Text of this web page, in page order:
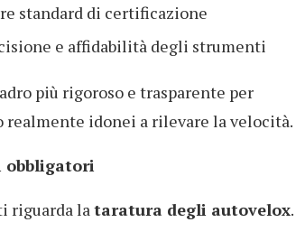
standard di certificazione
e affidabilità degli strumenti
più rigoroso e trasparente per
idonei a rilevare la velocità.
riguarda la taratura degli autovelox.